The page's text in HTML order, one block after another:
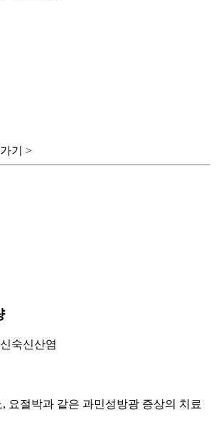
기 >
숙신산염
요절박과 같은 과민성방광 증상의 치료